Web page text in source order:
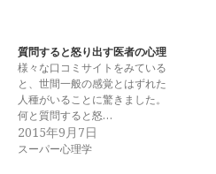
質問すると怒り出す医者の心理
様々な口コミサイトをみている
と、世間一般の感覚とはずれた
人種がいることに驚きました。
何と質問すると怒…
2015年9月7日
スーパー心理学